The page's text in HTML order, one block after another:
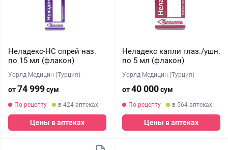
Неладекс-НС спрей наз.
по 15 мл (флакон)
Уорлд Медицин (Турция)
от74 999сум
По рецепту в 424 аптеках
Цены в аптеках
Неладекс капли глаз./ушн.
по 5 мл (флакон)
Уорлд Медицин (Турция)
от40 000сум
По рецепту в 564 аптеках
Цены в аптеках